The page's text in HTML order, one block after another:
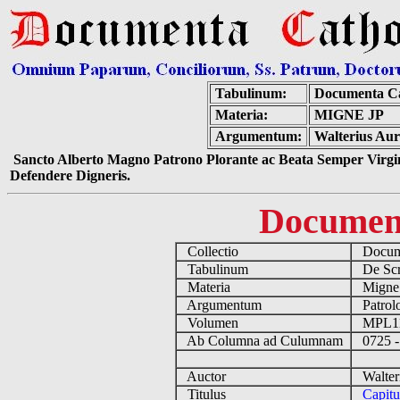
Tabulinum:
Documenta
Materia:
MIGNE JP
Argumentum:
Walterius
Sancto Alberto Magno Patrono Plorante ac Beata Semper
Defendere Digneris.
Collectio
Tabulinum
De
Materia
Argumentum
Volumen
Ab Columna ad Culumnam
0725
Auctor
Titulus